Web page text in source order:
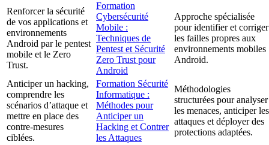
Renforcer la sécurité
de vos applications et
environnements
Android par le pentest
mobile et le Zero
Trust.
Formation
Cybersécurité
Mobile :
Techniques de
Pentest et Sécurité
Zero Trust pour
Android
Approche spécialisée
pour identifier et corriger
les failles propres aux
environnements mobiles
Android.
Anticiper un hacking,
comprendre les
scénarios d’attaque et
mettre en place des
contre-mesures
ciblées.
Formation Sécurité
Informatique :
Méthodes pour
Anticiper un
Hacking et Contrer
les Attaques
Méthodologies
structurées pour analyser
les menaces, anticiper les
attaques et déployer des
protections adaptées.